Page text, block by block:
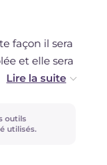
façon il sera
et elle sera
citron par de
outils
utilisés.